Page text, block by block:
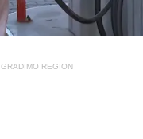
GRADIMO REGION